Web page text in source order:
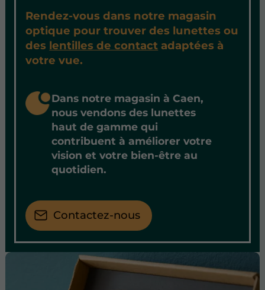
Rendez-vous dans notre magasin
optique pour trouver des lunettes ou
des lentilles de contact adaptées à
votre vue.
Dans notre magasin à Caen,
nous vendons des lunettes
haut de gamme qui
contribuent à améliorer votre
vision et votre bien-être au
quotidien.
Contactez-nous